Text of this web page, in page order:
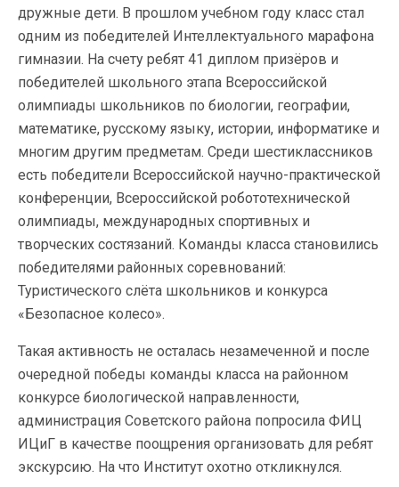
дружные дети. В прошлом учебном году класс стал
одним из победителей Интеллектуального марафона
гимназии. На счету ребят 41 диплом призёров и
победителей школьного этапа Всероссийской
олимпиады школьников по биологии, географии,
математике, русскому языку, истории, информатике и
многим другим предметам. Среди шестиклассников
есть победители Всероссийской научно-практической
конференции, Всероссийской робототехнической
олимпиады, международных спортивных и
творческих состязаний. Команды класса становились
победителями районных соревнований:
Туристического слёта школьников и конкурса
«Безопасное колесо».
Такая активность не осталась незамеченной и после
очередной победы команды класса на районном
конкурсе биологической направленности,
администрация Советского района попросила ФИЦ
ИЦиГ в качестве поощрения организовать для ребят
экскурсию. На что Институт охотно откликнулся.